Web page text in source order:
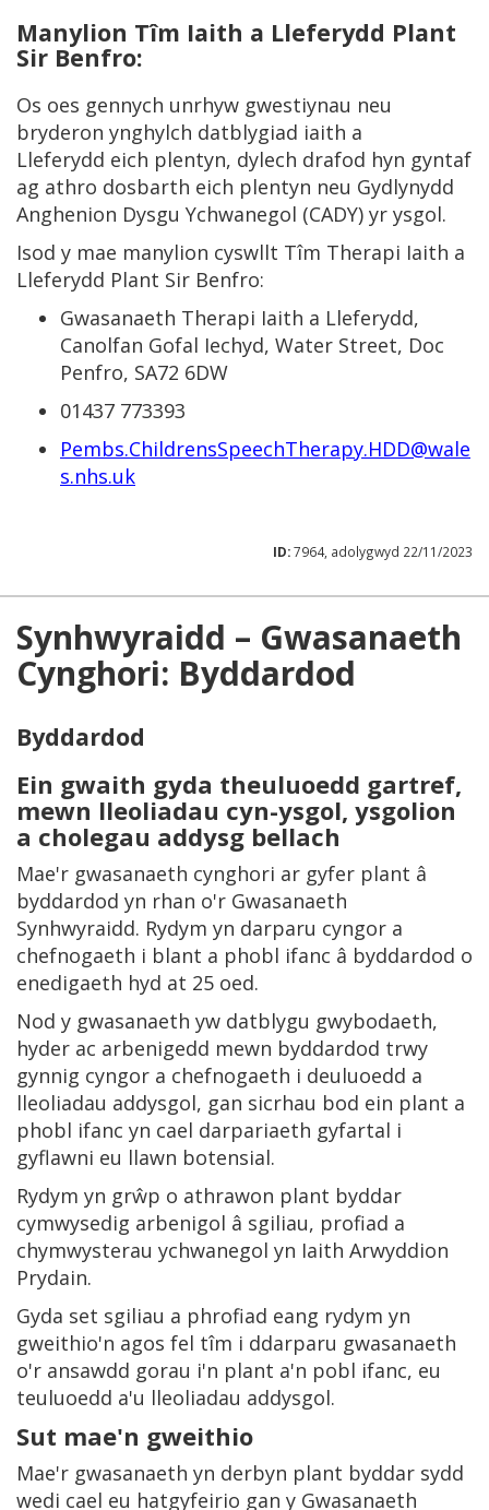
Manylion Tîm Iaith a Lleferydd Plant
Sir Benfro:
Os oes gennych unrhyw gwestiynau neu
bryderon ynghylch datblygiad iaith a
Lleferydd eich plentyn, dylech drafod hyn gyntaf
ag athro dosbarth eich plentyn neu Gydlynydd
Anghenion Dysgu Ychwanegol (CADY) yr ysgol.
Isod y mae manylion cyswllt Tîm Therapi Iaith a
Lleferydd Plant Sir Benfro:
Gwasanaeth Therapi Iaith a Lleferydd,
Canolfan Gofal Iechyd, Water Street, Doc
Penfro, SA72 6DW
01437 773393
Pembs.ChildrensSpeechTherapy.HDD@wale
s.nhs.uk
ID:7964, adolygwyd 22/11/2023
Synhwyraidd – Gwasanaeth
Cynghori: Byddardod
Byddardod
Ein gwaith gyda theuluoedd gartref,
mewn lleoliadau cyn-ysgol, ysgolion
a cholegau addysg bellach
Mae'r gwasanaeth cynghori ar gyfer plant â
byddardod yn rhan o'r Gwasanaeth
Synhwyraidd. Rydym yn darparu cyngor a
chefnogaeth i blant a phobl ifanc â byddardod o
enedigaeth hyd at 25 oed.
Nod y gwasanaeth yw datblygu gwybodaeth,
hyder ac arbenigedd mewn byddardod trwy
gynnig cyngor a chefnogaeth i deuluoedd a
lleoliadau addysgol, gan sicrhau bod ein plant a
phobl ifanc yn cael darpariaeth gyfartal i
gyflawni eu llawn botensial.
Rydym yn grŵp o athrawon plant byddar
cymwysedig arbenigol â sgiliau, profiad a
chymwysterau ychwanegol yn Iaith Arwyddion
Prydain.
Gyda set sgiliau a phrofiad eang rydym yn
gweithio'n agos fel tîm i ddarparu gwasanaeth
o'r ansawdd gorau i'n plant a'n pobl ifanc, eu
teuluoedd a'u lleoliadau addysgol.
Sut mae'n gweithio
Mae'r gwasanaeth yn derbyn plant byddar sydd
wedi cael eu hatgyfeirio gan y Gwasanaeth